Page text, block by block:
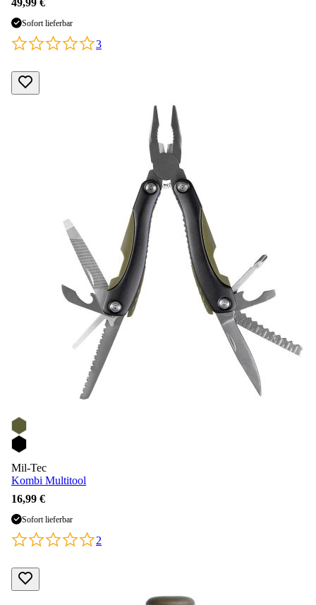
Sofort lieferbar
3
Mil-Tec
Kombi Multitool
16,99 €
Sofort lieferbar
2